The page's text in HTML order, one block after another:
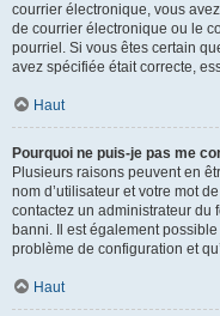
courrier électronique, vous
de courrier électronique ou le
pourriel. Si vous êtes certain
avez spécifiée était correcte,
Haut
Pourquoi ne puis-je pas me
Plusieurs raisons peuvent en
nom d’utilisateur et votre mot
contactez un administrateur du
banni. Il est également
problème de configuration et
Haut